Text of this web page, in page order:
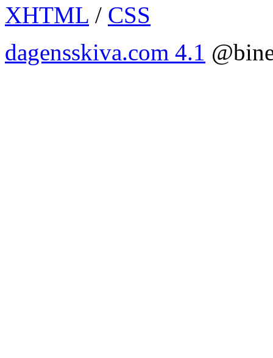
XHTML / CSS
dagensskiva.com 4.1